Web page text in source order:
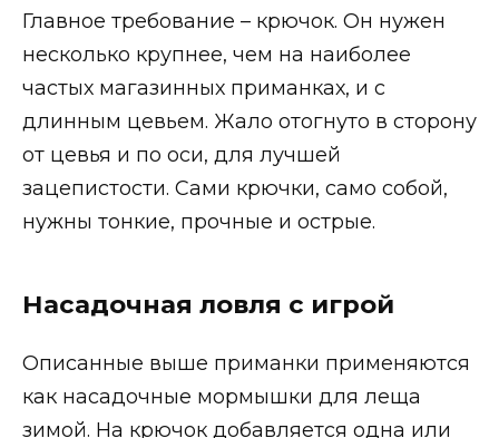
Главное требование – крючок. Он нужен
несколько крупнее, чем на наиболее
частых магазинных приманках, и с
длинным цевьем. Жало отогнуто в сторону
от цевья и по оси, для лучшей
зацепистости. Сами крючки, само собой,
нужны тонкие, прочные и острые.
Насадочная ловля с игрой
Описанные выше приманки применяются
как насадочные мормышки для леща
зимой. На крючок добавляется одна или